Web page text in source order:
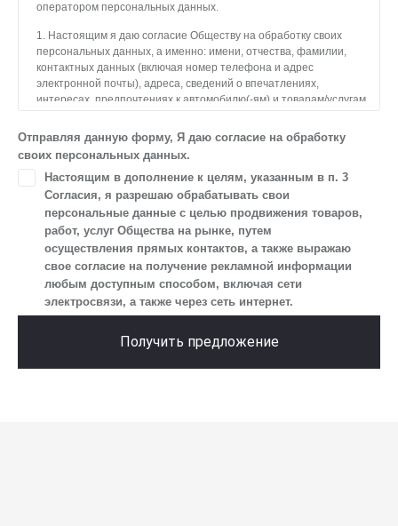
оператором персональных данных.
1. Настоящим я даю согласие Обществу на обработку своих
персональных данных, а именно: имени, отчества, фамилии,
контактных данных (включая номер телефона и адрес
электронной почты), адреса, сведений о впечатлениях,
интересах, предпочтениях к автомобилю(-ям) и товарам/услугам,
устройства и модели мобильного телефона посетителя сайта,
уникального идентификатора посетителя сайта,
предпочтительного времени и способа для контакта, истории
контактов.
следующие действия: сбор, запись, систематизация,
накопление, хранение, уточнение (обновление, изменение),
извлечение, использование, передача (предоставление, доступ),
блокирование, удаление, уничтожение персональных данных.
Общество обрабатывает персональные данные
с использованием средств автоматизации.
осуществление взаимодействия Общества с посетителями
Отправляя данную форму, Я даю согласие на обработку
своих персональных данных.
Настоящим в дополнение к целям, указанным в п. 3
Согласия, я разрешаю обрабатывать свои
персональные данные с целью продвижения товаров,
работ, услуг Общества на рынке, путем
осуществления прямых контактов, а также выражаю
свое согласие на получение рекламной информации
любым доступным способом, включая сети
электросвязи, а также через сеть интернет.
Получить предложение